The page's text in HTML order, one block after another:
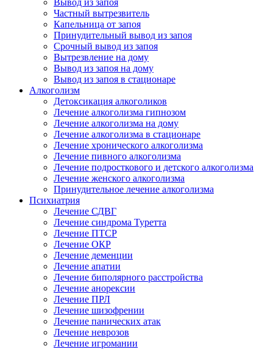
Вывод из запоя
Частный вытрезвитель
Капельница от запоя
Принудительный вывод из запоя
Срочный вывод из запоя
Вытрезвление на дому
Вывод из запоя на дому
Вывод из запоя в стационаре
Алкоголизм
Детоксикация алкоголиков
Лечение алкоголизма гипнозом
Лечение алкоголизма на дому
Лечение алкоголизма в стационаре
Лечение хронического алкоголизма
Лечение пивного алкоголизма
Лечение подросткового и детского алкоголизма
Лечение женского алкоголизма
Принудительное лечение алкоголизма
Психиатрия
Лечение СДВГ
Лечение синдрома Туретта
Лечение ПТСР
Лечение ОКР
Лечение деменции
Лечение апатии
Лечение биполярного расстройства
Лечение анорексии
Лечение ПРЛ
Лечение шизофрении
Лечение панических атак
Лечение неврозов
Лечение игромании